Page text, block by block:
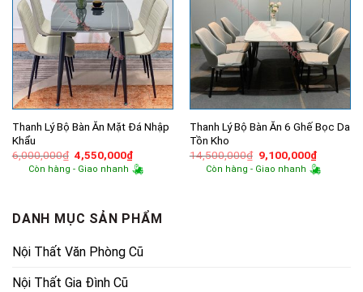
Thanh Lý Bộ Bàn Ăn Mặt Đá Nhập
Khẩu
6,000,000₫ Giá
gốc
là:
4,550,000₫Giá
hiện
tại
Còn hàng - Giao nhanh
Thanh Lý Bộ Bàn Ăn 6 Ghế Bọc Da
Tồn Kho
14,500,000₫ Giá
gốc
là:
9,100,000₫Giá
hiện
tại
Còn hàng - Giao nhanh
DANH MỤC SẢN PHẨM
Nội Thất Văn Phòng Cũ
Nội Thất Gia Đình Cũ